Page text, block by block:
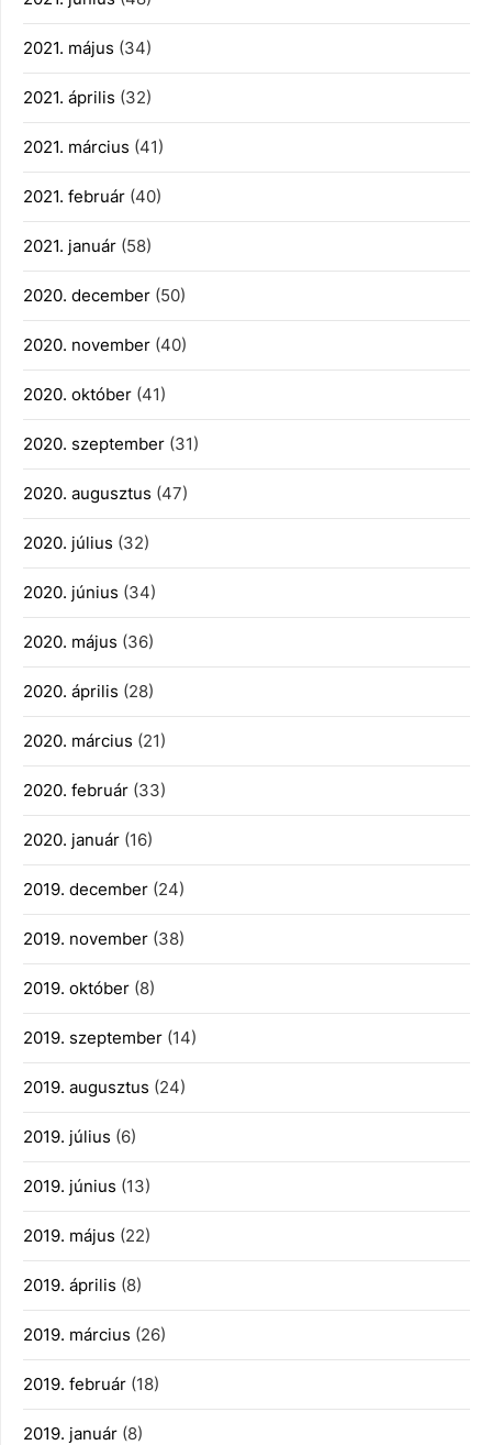
2021. május (34)
2021. április (32)
2021. március (41)
2021. február (40)
2021. január (58)
2020. december (50)
2020. november (40)
2020. október (41)
2020. szeptember (31)
2020. augusztus (47)
2020. július (32)
2020. június (34)
2020. május (36)
2020. április (28)
2020. március (21)
2020. február (33)
2020. január (16)
2019. december (24)
2019. november (38)
2019. október (8)
2019. szeptember (14)
2019. augusztus (24)
2019. július (6)
2019. június (13)
2019. május (22)
2019. április (8)
2019. március (26)
2019. február (18)
2019. január (8)